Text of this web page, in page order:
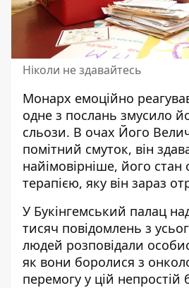
Ніколи не здавайтесь
Монарх емоційно
одне з послань змусило
сльози. В очах Його
помітний смуток, він
найімовірніше, його
терапією, яку він зараз
У Букінгемський палац
тисяч повідомлень з
людей розповідали
як вони боролися з
перемогу у цій непростій